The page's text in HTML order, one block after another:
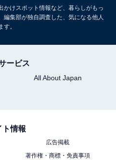
かけスポット情報など、暮らしがもっ
編集部が独自調査した、気になる他人
。
ービス
All About Japan
ト情報
広告掲載
著作権・商標・免責事項